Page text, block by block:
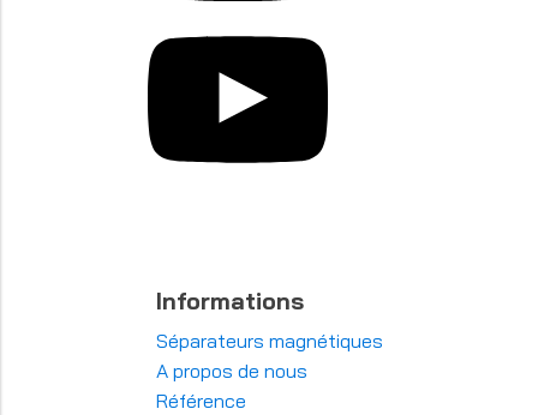
Informations
Séparateurs magnétiques
A propos de nous
Référence